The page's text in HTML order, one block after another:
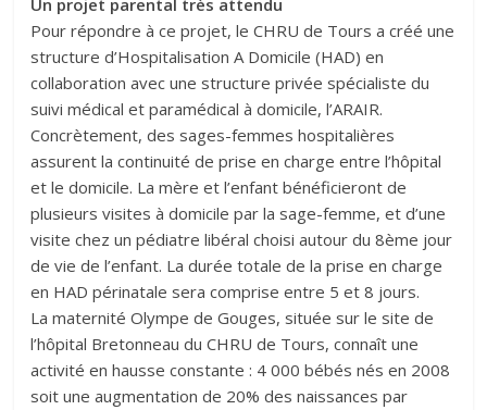
Un projet parental très attendu
Pour répondre à ce projet, le CHRU de Tours a créé une
structure d’Hospitalisation A Domicile (HAD) en
collaboration avec une structure privée spécialiste du
suivi médical et paramédical à domicile, l’ARAIR.
Concrètement, des sages-femmes hospitalières
assurent la continuité de prise en charge entre l’hôpital
et le domicile. La mère et l’enfant bénéficieront de
plusieurs visites à domicile par la sage-femme, et d’une
visite chez un pédiatre libéral choisi autour du 8ème jour
de vie de l’enfant. La durée totale de la prise en charge
en HAD périnatale sera comprise entre 5 et 8 jours.
La maternité Olympe de Gouges, située sur le site de
l’hôpital Bretonneau du CHRU de Tours, connaît une
activité en hausse constante : 4 000 bébés nés en 2008
soit une augmentation de 20% des naissances par